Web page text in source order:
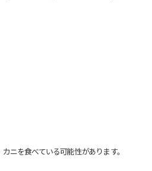
ニを食べている可能性があります。